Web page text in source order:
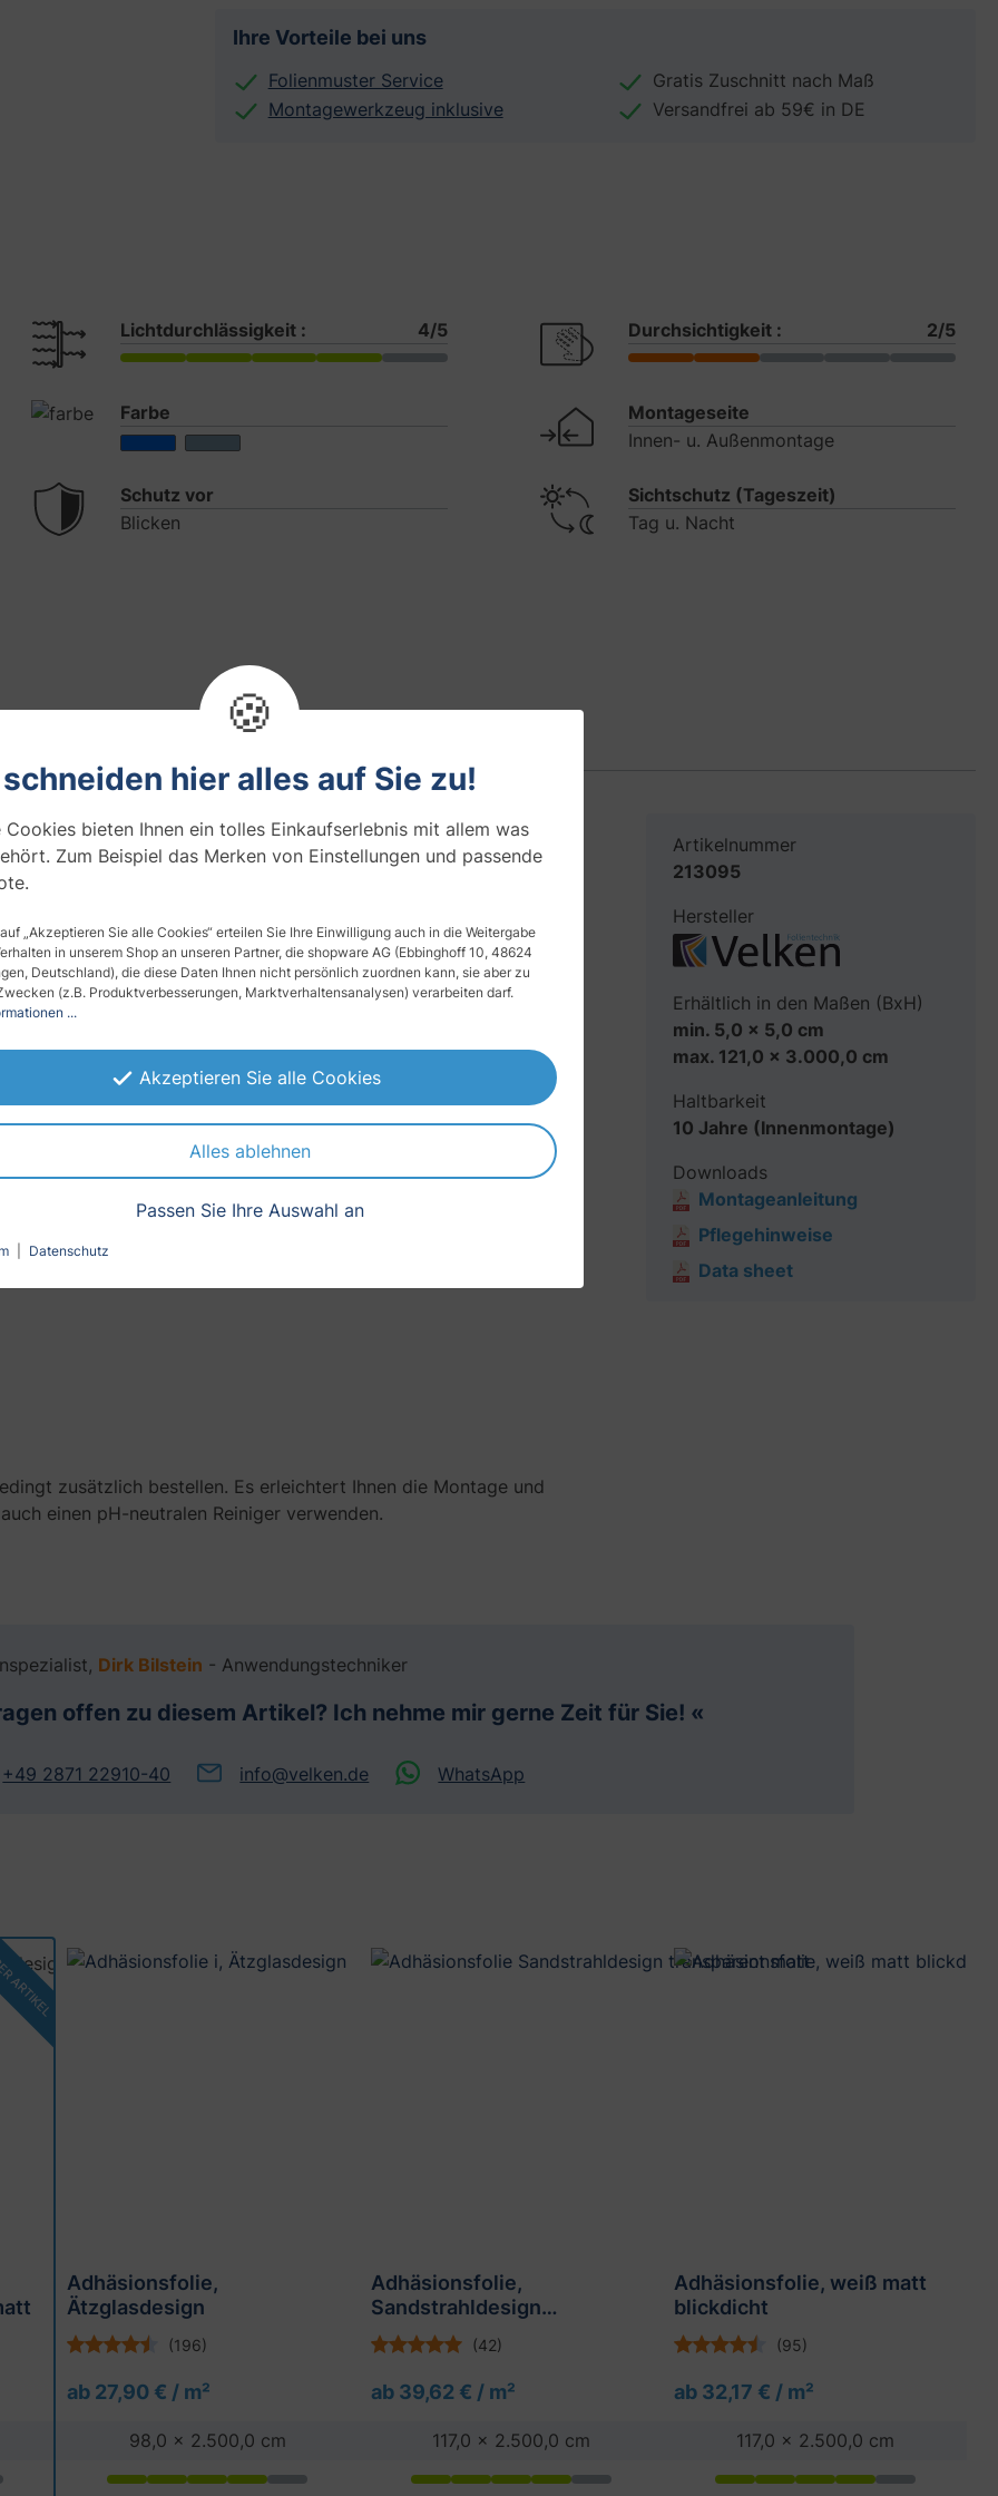
Ihre Vorteile bei uns
Folienmuster Service
Gratis Zuschnitt nach Maß
Montagewerkzeug inklusive
Versandfrei ab 59€ in DE
Lichtdurchlässigkeit : 4/5 Durchsichtigkeit : 2/5
Farbe
Montageseite
Innen- u. Außenmontage
Schutz vor
Blicken
Sichtschutz (Tageszeit)
Tag u. Nacht
Produktsicherheit
Design
lässt nur schemenhafte Umrisse erkennen.
Anwendung im privaten Bereich und überall dort, wo
Lagern oder auch im privaten Bereich bei Eigenheimen,
im Sandstrahldesign ihren einzigartig edlen Effekt
vermeidet unerwünschte Spiegelungen
zusätzlich bestellen. Es erleichtert Ihnen die Montage und
einen pH-neutralen Reiniger verwenden.
Artikelnummer
213095
Hersteller
Erhältlich in den Maßen (BxH)
min. 5,0 x 5,0 cm
max. 121,0 x 3.000,0 cm
Haltbarkeit
10 Jahre (Innenmontage)
Downloads
Montageanleitung
Pflegehinweise
Data sheet
Dirk Bilstein - Anwendungstechniker
offen zu diesem Artikel? Ich nehme mir gerne Zeit für Sie! «
+49 2871 22910-40 info@velken.de WhatsApp
Adhäsionsfolie,
Ätzglasdesign
Adhäsionsfolie,
Sandstrahldesign
transparent matt (geprägt)
Adhäsionsfolie, weiß matt
blickdicht
(196) (42) (95)
ab 27,90 € / m² ab 39,62 € / m² ab 32,17 € / m²
98,0 x 2.500,0 cm 117,0 x 2.500,0 cm
117,0 x 2.500,0 cm
🍪
hier alles auf Sie zu!
Cookies bieten Ihnen ein tolles Einkaufserlebnis mit allem was
Zum Beispiel das Merken von Einstellungen und passende
„Akzeptieren Sie alle Cookies“ erteilen Sie Ihre Einwilligung auch in die Weitergabe
in unserem Shop an unseren Partner, die shopware AG (Ebbinghoff 10, 48624
Deutschland), die diese Daten Ihnen nicht persönlich zuordnen kann, sie aber zu
(z.B. Produktverbesserungen, Marktverhaltensanalysen) verarbeiten darf.
...
Akzeptieren Sie alle Cookies
Alles ablehnen
Passen Sie Ihre Auswahl an
Datenschutz